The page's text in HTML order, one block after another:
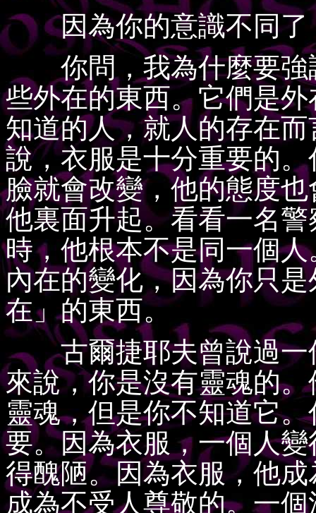
因為你的意識不同了
你問，我為什麼要強
些外在的東西。它們是
知道的人，就人的存在
說，衣服是十分重要的
臉就會改變，他的態度
他裏面升起。看看一名
時，他根本不是同一個
內在的變化，因為你只
在」的東西。
古爾捷耶夫曾說過一
來說，你是沒有靈魂的
靈魂，但是你不知道它
要。因為衣服，一個人
得醜陋。因為衣服，他
成為不受人尊敬的。一